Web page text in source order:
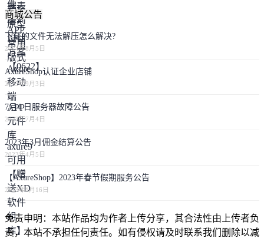
商城公告
下载的文件无法解压怎么解决?
2024年8月5日
AxureShop认证企业店铺
2023年9月3日
7月4 日服务器故障公告
2023年7月4日
2023年3月佣金结算公告
2023年4月5日
【AxureShop】2023年春节假期服务公告
2023年1月16日
免责申明：本站作品均为作者上传分享，其合法性由上传者负
责，本站不承担任何责任。如有侵权请及时联系我们删除以减